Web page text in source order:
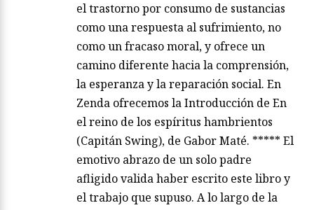
el trastorno por consumo de sustancias
como una respuesta al sufrimiento, no
como un fracaso moral, y ofrece un
camino diferente hacia la comprensión,
la esperanza y la reparación social. En
Zenda ofrecemos la Introducción de En
el reino de los espíritus hambrientos
(Capitán Swing), de Gabor Maté. ***** El
emotivo abrazo de un solo padre
afligido valida haber escrito este libro y
el trabajo que supuso. A lo largo de la